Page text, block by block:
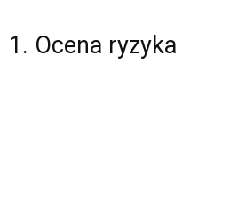
1. Ocena ryzyka